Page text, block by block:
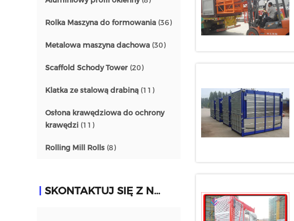
Rolka Maszyna do formowania (36)
Metalowa maszyna dachowa (30)
Scaffold Schody Tower (20)
Klatka ze stalową drabiną (11)
Osłona krawędziowa do ochrony
krawędzi (11)
Rolling Mill Rolls (8)
SKONTAKTUJ SIĘ Z NAMI